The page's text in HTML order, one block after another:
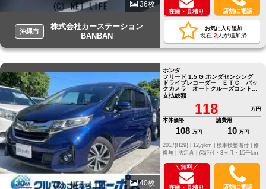
36枚
沖縄市
株式会社カーステーション
BANBAN
在庫・見積り 店舗に電話
お気に入り追加
現在 2 人が追加済
40枚
ホンダ
フリード 1.5 G ホンダセンシング
ドライブレコーダー ＥＴＣ バッ
クカメラ オートクルーズコントロ
ール レーンアシスト
支払総額
118
万円
本体価格
108 万円
諸費用
10 万円
修
復無 | 法定含 | 保証付・3ヶ月・15千km
＼無料／
在庫・見積り 店舗に電話